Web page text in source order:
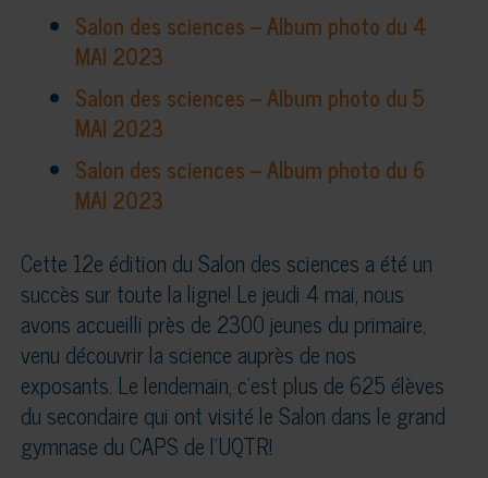
Salon des sciences – Album photo du 4
MAI 2023
Salon des sciences – Album photo du 5
MAI 2023
Salon des sciences – Album photo du 6
MAI 2023
Cette 12e édition du Salon des sciences a été un
succès sur toute la ligne! Le jeudi 4 mai, nous
avons accueilli près de 2300 jeunes du primaire,
venu découvrir la science auprès de nos
exposants. Le lendemain, c’est plus de 625 élèves
du secondaire qui ont visité le Salon dans le grand
gymnase du CAPS de l’UQTR!